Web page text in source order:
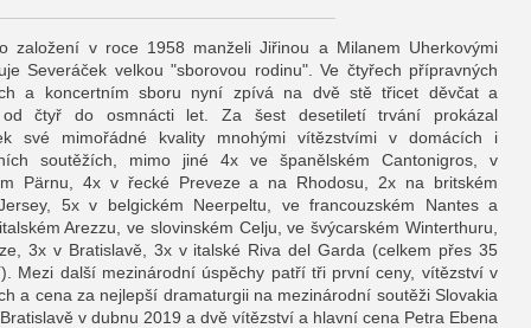
založení v roce 1958 manželi Jiřinou a Milanem Uherkovými
Severáček velkou "sborovou rodinu". Ve čtyřech přípravných
a koncertním sboru nyní zpívá na dvě stě třicet děvčat a
od čtyř do osmnácti let. Za šest desetiletí trvání prokázal
své mimořádné kvality mnohými vítězstvími v domácích i
soutěžích, mimo jiné 4x ve španělském Cantonigros, v
Pärnu, 4x v řecké Preveze a na Rhodosu, 2x na britském
5x v belgickém Neerpeltu, ve francouzském Nantes a
Arezzu, ve slovinském Celju, ve švýcarském Winterthuru,
3x v Bratislavě, 3x v italské Riva del Garda (celkem přes 35
Mezi další mezinárodní úspěchy patří tři první ceny, vítězství v
a cena za nejlepší dramaturgii na mezinárodní soutěži Slovakia
v dubnu 2019 a dvě vítězství a hlavní cena Petra Ebena